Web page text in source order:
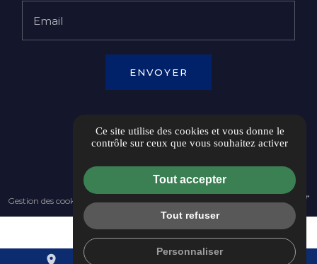
place
Email
ESPACE CLIENT
Gestion des cookies
Ce site utilise des cookies et vous donne le
contrôle sur ceux que vous souhaitez activer
Tout accepter
Tout refuser
Personnaliser